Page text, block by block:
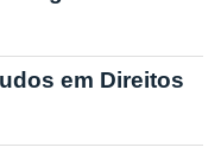
em Direitos